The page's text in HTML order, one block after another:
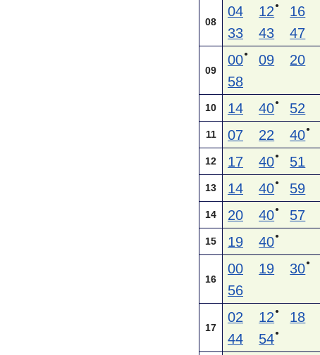
08
04 12 ● 16
33
43 47
09
00● 09 20
58
10 14 40● 52
11 07 22 40●
12 17 40● 51
13 14 40● 59
14 20 40● 57
15 19 40●
16
00 19 30●
56
17
02 12 ● 18
44
54●